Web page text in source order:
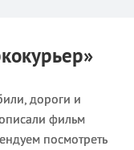
дороги и
фильм
посмотреть